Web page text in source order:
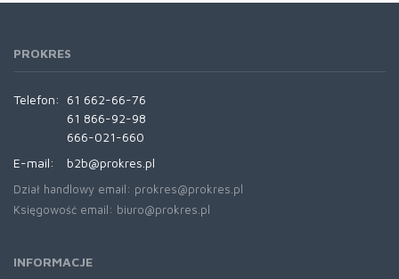
PROKRES
Telefon:
61 662-66-76
61 866-92-98
666-021-660
E-mail:
b2b@prokres.pl
Dział handlowy email: prokres@prokres.pl
Księgowość email: biuro@prokres.pl
INFORMACJE